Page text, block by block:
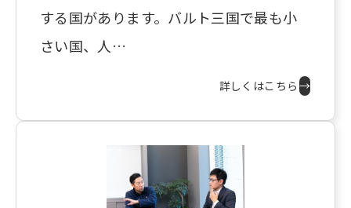
する国があります。バルト三国で最も小
さい国、人…
詳しくはこちら →